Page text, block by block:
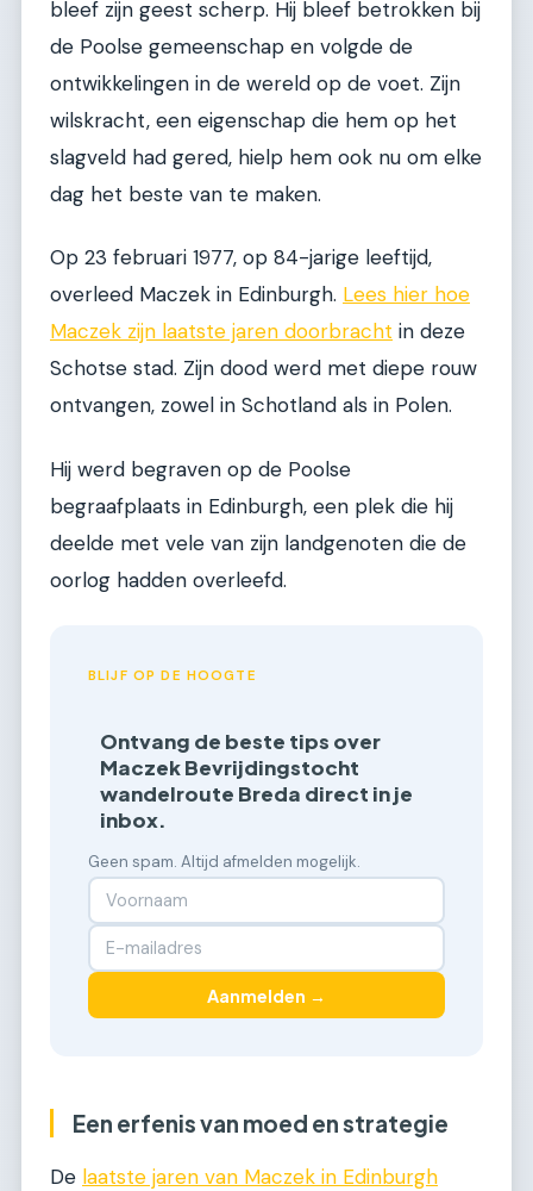
bleef zijn geest scherp. Hij bleef betrokken bij
de Poolse gemeenschap en volgde de
ontwikkelingen in de wereld op de voet. Zijn
wilskracht, een eigenschap die hem op het
slagveld had gered, hielp hem ook nu om elke
dag het beste van te maken.
Op 23 februari 1977, op 84-jarige leeftijd,
overleed Maczek in Edinburgh. Lees hier hoe
Maczek zijn laatste jaren doorbracht in deze
Schotse stad. Zijn dood werd met diepe rouw
ontvangen, zowel in Schotland als in Polen.
Hij werd begraven op de Poolse
begraafplaats in Edinburgh, een plek die hij
deelde met vele van zijn landgenoten die de
oorlog hadden overleefd.
BLIJF OP DE HOOGTE
Ontvang de beste tips over
Maczek Bevrijdingstocht
wandelroute Breda direct in je
inbox.
Geen spam. Altijd afmelden mogelijk.
Aanmelden →
Een erfenis van moed en strategie
De laatste jaren van Maczek in Edinburgh